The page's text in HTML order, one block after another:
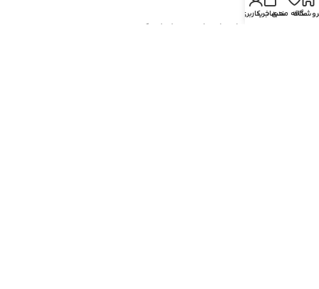
برای عضویت در خبرنامه ایمیل خود را وارد کنید.
علاقه مندیسبد خرید
حساب کاربری من